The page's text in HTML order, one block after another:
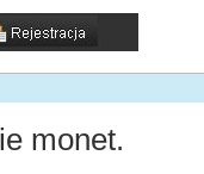
monet.